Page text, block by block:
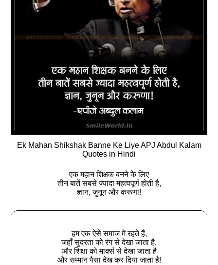
Ek Mahan Shikshak Banne Ke Liye APJ Abdul Kalam
Quotes in Hindi
एक महान शिक्षक बनने के लिए
तीन बातें सबसे ज्यादा महत्‍वपूर्ण होती है,
ज्ञान, जुनून और करूणा!
हम एक ऐसे समाज में रहते हैं,
जहॉं सुंदरता को रंग से देखा जाता है,
और शिक्षा को मार्क्स से देखा जाता है
और सम्‍मान पैसा देख कर दिया जाता है!